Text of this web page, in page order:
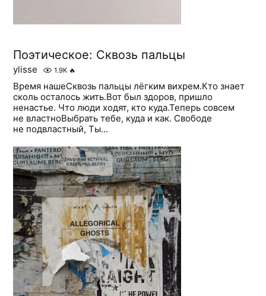
Поэтическое: Сквозь пальцы
ylisse 1.9K 🔥
Время нашеСквозь пальцы лёгким вихрем.Кто знает
сколь осталось жить.Вот был здоров, пришло
ненастье. Что люди ходят, кто куда.Теперь совсем
не властноВыбрать тебе, куда и как. Свободе
не подвластный, Ты...